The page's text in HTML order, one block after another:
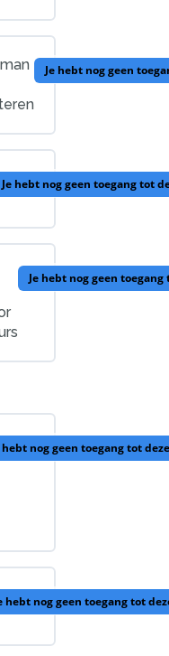
Je hebt nog geen
Je hebt nog geen toegang tot
Je hebt nog geen
hebt nog geen toegang tot
hebt nog geen toegang tot